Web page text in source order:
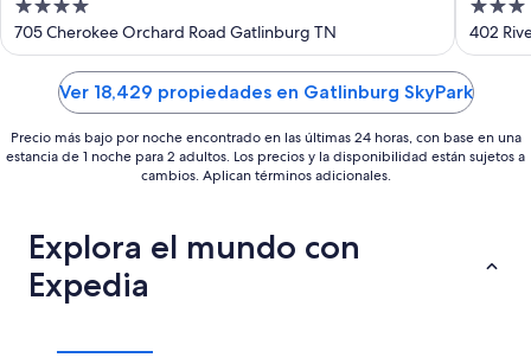
Hilton Hotel - Gatlinburg
4
out
of
705 Cherokee Orchard Road Gatlinburg TN
3
out
of
5
402
Ver 18,429 propiedades en Gatlinburg SkyPark
Precio más bajo por noche encontrado en las últimas 24 horas, con base en una
estancia de 1 noche para 2 adultos. Los precios y la disponibilidad están sujetos a
cambios. Aplican términos adicionales.
Explora el mundo con
Expedia